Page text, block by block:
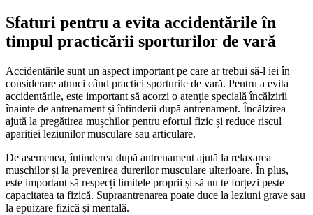
Sfaturi pentru a evita accidentările în
timpul practicării sporturilor de vară
Accidentările sunt un aspect important pe care ar trebui să-l iei în
considerare atunci când practici sporturile de vară. Pentru a evita
accidentările, este important să acorzi o atenție specială încălzirii
înainte de antrenament și întinderii după antrenament. Încălzirea
ajută la pregătirea mușchilor pentru efortul fizic și reduce riscul
apariției leziunilor musculare sau articulare.
De asemenea, întinderea după antrenament ajută la relaxarea
mușchilor și la prevenirea durerilor musculare ulterioare. În plus,
este important să respecți limitele proprii și să nu te forțezi peste
capacitatea ta fizică. Supraantrenarea poate duce la leziuni grave sau
la epuizare fizică și mentală.